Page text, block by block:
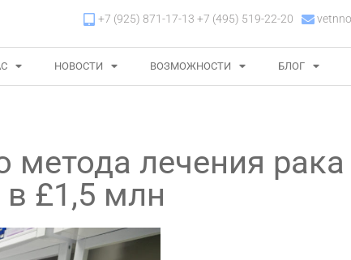
+7 (925) 871-17-13 +7 (495) 519-22-20
НОВОСТИ ВОЗМОЖНОСТИ БЛОГ
метода лечения
£1,5 млн